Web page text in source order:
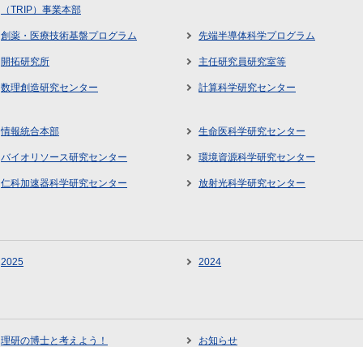
（TRIP）事業本部
創薬・医療技術基盤プログラム 先端半導体科学プログラム
開拓研究所 主任研究員研究室等
数理創造研究センター 計算科学研究センター
情報統合本部 生命医科学研究センター
バイオリソース研究センター 環境資源科学研究センター
仁科加速器科学研究センター 放射光科学研究センター
2025 2024
理研の博士と考えよう！ お知らせ